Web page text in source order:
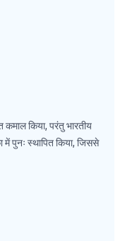
किया, परंतु भारतीय
पुनः स्थापित किया, जिससे